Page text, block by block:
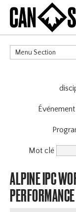
Menu Section
Événement
Mot clé
ALPINE IPC